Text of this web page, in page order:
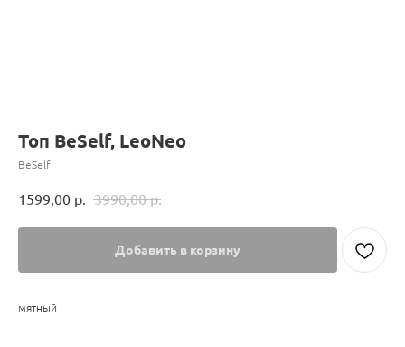
Топ BeSelf, LeoNeo
BeSelf
1599,00 р. 3990,00 р.
Добавить в корзину
мятный